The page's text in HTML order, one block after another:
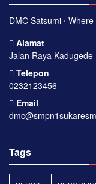
DMC Satsumi ⋅
Alamat
Jalan Raya Kadugede
Telepon
0232123456
Email
Tags